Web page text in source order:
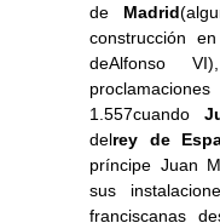
de Madrid
construcción
deAlfonso
1.557cuando
delrey de
príncipe Juan
sus
franciscanas